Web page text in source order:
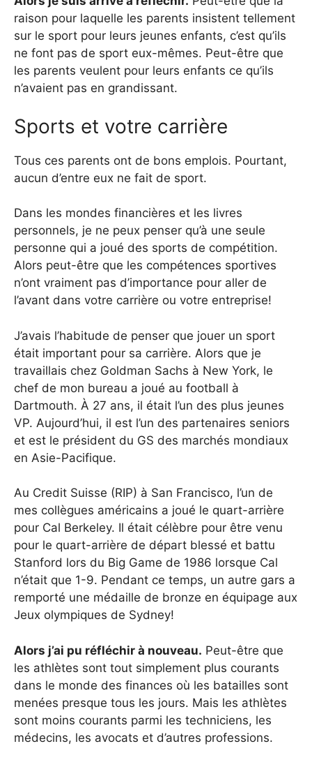
raison pour laquelle les parents insistent tellement
sur le sport pour leurs jeunes enfants, c’est qu’ils
ne font pas de sport eux-mêmes. Peut-être que
les parents veulent pour leurs enfants ce qu’ils
n’avaient pas en grandissant.
Sports et votre carrière
Tous ces parents ont de bons emplois. Pourtant,
aucun d’entre eux ne fait de sport.
Dans les mondes financières et les livres
personnels, je ne peux penser qu’à une seule
personne qui a joué des sports de compétition.
Alors peut-être que les compétences sportives
n’ont vraiment pas d’importance pour aller de
l’avant dans votre carrière ou votre entreprise!
J’avais l’habitude de penser que jouer un sport
était important pour sa carrière. Alors que je
travaillais chez Goldman Sachs à New York, le
chef de mon bureau a joué au football à
Dartmouth. À 27 ans, il était l’un des plus jeunes
VP. Aujourd’hui, il est l’un des partenaires seniors
et est le président du GS des marchés mondiaux
en Asie-Pacifique.
Au Credit Suisse (RIP) à San Francisco, l’un de
mes collègues américains a joué le quart-arrière
pour Cal Berkeley. Il était célèbre pour être venu
pour le quart-arrière de départ blessé et battu
Stanford lors du Big Game de 1986 lorsque Cal
n’était que 1-9. Pendant ce temps, un autre gars a
remporté une médaille de bronze en équipage aux
Jeux olympiques de Sydney!
Alors j’ai pu réfléchir à nouveau. Peut-être que
les athlètes sont tout simplement plus courants
dans le monde des finances où les batailles sont
menées presque tous les jours. Mais les athlètes
sont moins courants parmi les techniciens, les
médecins, les avocats et d’autres professions.